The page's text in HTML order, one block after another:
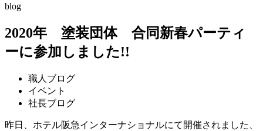
blog
2020年 塗装団体 合同新春パーティ
ーに参加しました!!
職人ブログ
イベント
社長ブログ
昨日、ホテル阪急インターナショナルにて開催されました、